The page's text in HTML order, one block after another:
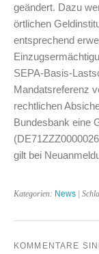
geändert. Dazu
örtlichen
entsprechend
SEPA-Basis-
Mandatsreferenz
rechtlichen
Bundesbank eine
gilt bei
Kategorien: News |
KOMMENTARE